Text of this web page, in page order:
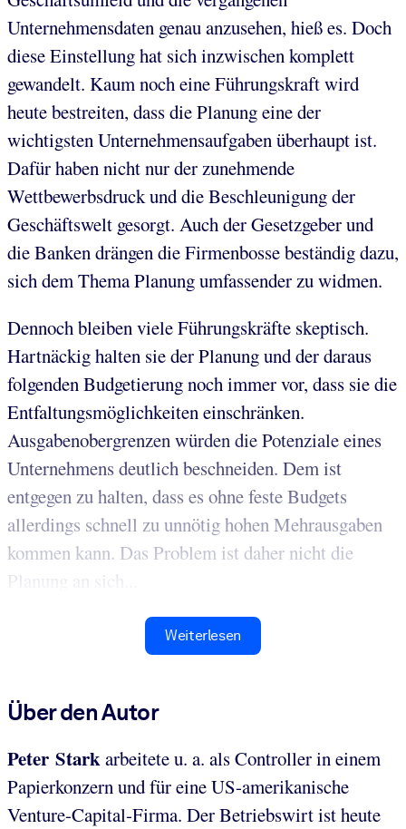
Unternehmensdaten genau anzusehen, hieß es. Doch
diese Einstellung hat sich inzwischen komplett
gewandelt. Kaum noch eine Führungskraft wird
heute bestreiten, dass die Planung eine der
wichtigsten Unternehmensaufgaben überhaupt ist.
Dafür haben nicht nur der zunehmende
Wettbewerbsdruck und die Beschleunigung der
Geschäftswelt gesorgt. Auch der Gesetzgeber und
die Banken drängen die Firmenbosse beständig dazu,
sich dem Thema Planung umfassender zu widmen.
Dennoch bleiben viele Führungskräfte skeptisch.
Hartnäckig halten sie der Planung und der daraus
folgenden Budgetierung noch immer vor, dass sie die
Entfaltungsmöglichkeiten einschränken.
Ausgabenobergrenzen würden die Potenziale eines
Unternehmens deutlich beschneiden. Dem ist
entgegen zu halten, dass es ohne feste Budgets
allerdings schnell zu unnötig hohen Mehrausgaben
kommen kann. Das Problem ist daher nicht die
Planung an sich...
Weiterlesen
Über den Autor
Peter Starkarbeitete u. a. als Controller in einem
Papierkonzern und für eine US-amerikanische
Venture-Capital-Firma. Der Betriebswirt ist heute